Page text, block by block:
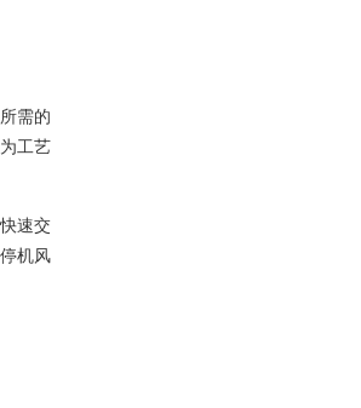
需的
工艺
速交
机风